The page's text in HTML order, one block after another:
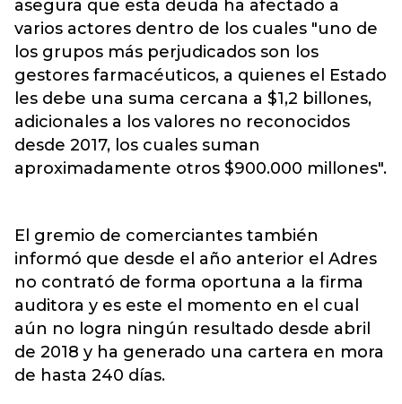
asegura que esta deuda ha afectado a
varios actores dentro de los cuales "uno de
los grupos más perjudicados son los
gestores farmacéuticos, a quienes el Estado
les debe una suma cercana a $1,2 billones,
adicionales a los valores no reconocidos
desde 2017, los cuales suman
aproximadamente otros $900.000 millones".
El gremio de comerciantes también
informó que desde el año anterior el Adres
no contrató de forma oportuna a la firma
auditora y es este el momento en el cual
aún no logra ningún resultado desde abril
de 2018 y ha generado una cartera en mora
de hasta 240 días.